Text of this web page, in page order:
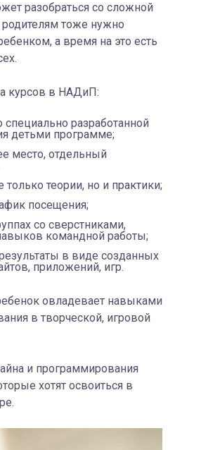
разобраться со сложной
родителям тоже нужно
а время на это есть
курсов в НАДиП:
специально разработанной
детьми программе;
место, отдельный
только теории, но и практики;
посещения;
со сверстниками,
командной работы;
в виде созданных
приложений, игр.
овладевает навыками
в творческой, игровой
и программирования
хотят освоиться в